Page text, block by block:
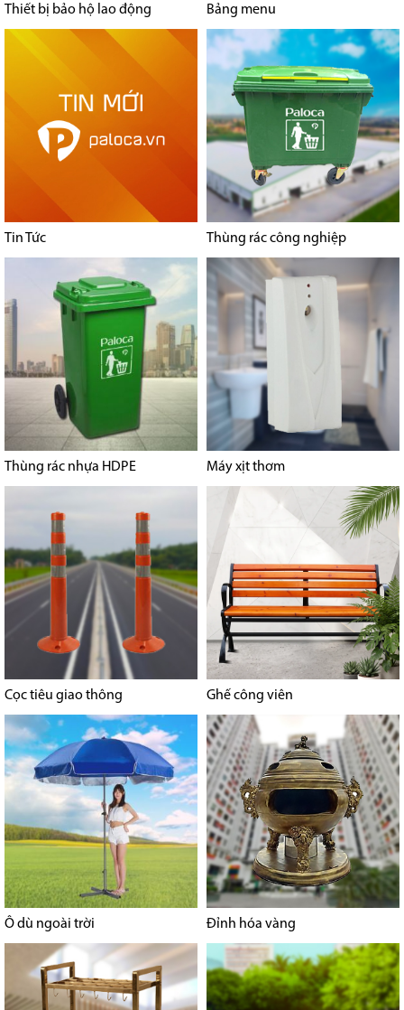
Thiết bị bảo hộ lao động Bảng menu
Tin Tức Thùng rác công nghiệp
Thùng rác nhựa HDPE Máy xịt thơm
Cọc tiêu giao thông Ghế công viên
Ô dù ngoài trời Đỉnh hóa vàng